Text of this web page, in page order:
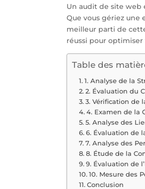
Un audit de site web
Que vous gériez une
meilleur parti de
réussi pour
Table des
1. Analyse de la
2. Évaluation du
3. Vérification de
4. Examen de la
5. Analyse des
6. Évaluation de
7. Analyse des
8. Étude de la
9. Évaluation de
10. Mesure des
Conclusion